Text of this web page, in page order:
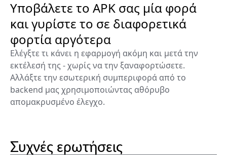
Υποβάλετε το APK σας μία φορά
και γυρίστε το σε διαφορετικά
φορτία αργότερα
Ελέγξτε τι κάνει η εφαρμογή ακόμη και μετά την
εκτέλεσή της - χωρίς να την ξαναφορτώσετε.
Αλλάξτε την εσωτερική συμπεριφορά από το
backend μας χρησιμοποιώντας αθόρυβο
απομακρυσμένο έλεγχο.
Συχνές ερωτήσεις